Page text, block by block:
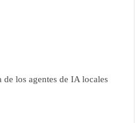
los agentes de IA locales